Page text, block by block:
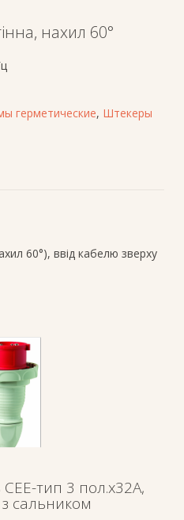
нахил 60°
герметические, Штекеры
60°), ввід кабелю зверху
тип 3 пол.х32А,
сальником